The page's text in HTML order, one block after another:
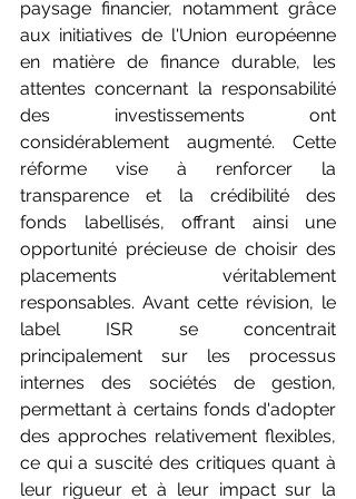
paysage financier, notamment grâce
aux initiatives de l'Union européenne
en matière de finance durable, les
attentes concernant la responsabilité
des investissements ont
considérablement augmenté. Cette
réforme vise à renforcer la
transparence et la crédibilité des
fonds labellisés, offrant ainsi une
opportunité précieuse de choisir des
placements véritablement
responsables. Avant cette révision, le
label ISR se concentrait
principalement sur les processus
internes des sociétés de gestion,
permettant à certains fonds d'adopter
des approches relativement flexibles,
ce qui a suscité des critiques quant à
leur rigueur et à leur impact sur la